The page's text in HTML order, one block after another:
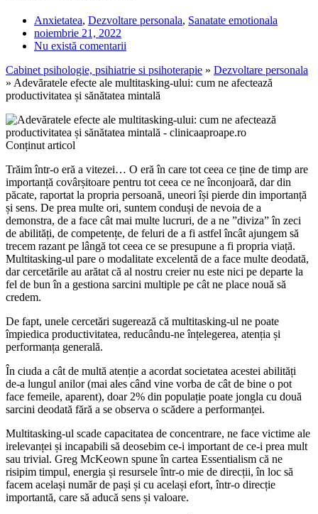
Anxietatea, Dezvoltare personala, Sanatate emotionala
noiembrie 21, 2022
Nu există comentarii
Cabinet psihologie, psihiatrie si psihoterapie » Dezvoltare personala
» Adevăratele efecte ale multitasking-ului: cum ne afectează
productivitatea și sănătatea mintală
Conținut articol
Trăim într-o eră a vitezei… O eră în care tot ceea ce ține de timp are
importanță covârșitoare pentru tot ceea ce ne înconjoară, dar din
păcate, raportat la propria persoană, uneori își pierde din importanță
și sens. De prea multe ori, suntem conduși de nevoia de a
demonstra, de a face cât mai multe lucruri, de a ne ”diviza” în zeci
de abilități, de competențe, de feluri de a fi astfel încât ajungem să
trecem razant pe lângă tot ceea ce se presupune a fi propria viață.
Multitasking-ul pare o modalitate excelentă de a face multe deodată,
dar cercetările au arătat că al nostru creier nu este nici pe departe la
fel de bun în a gestiona sarcini multiple pe cât ne place nouă să
credem.
De fapt, unele cercetări sugerează că multitasking-ul ne poate
împiedica productivitatea, reducându-ne înțelegerea, atenția și
performanța generală.
În ciuda a cât de multă atenție a acordat societatea acestei abilități
de-a lungul anilor (mai ales când vine vorba de cât de bine o pot
face femeile, aparent), doar 2% din populație poate jongla cu două
sarcini deodată fără a se observa o scădere a performanței.
Multitasking-ul scade capacitatea de concentrare, ne face victime ale
irelevanței și incapabili să deosebim ce-i important de ce-i prea mult
sau trivial. Greg McKeown spune în cartea Essentialism că ne
risipim timpul, energia și resursele într-o mie de direcții, în loc să
facem același număr de pași și cu același efort, într-o direcție
importantă, care să aducă sens și valoare.